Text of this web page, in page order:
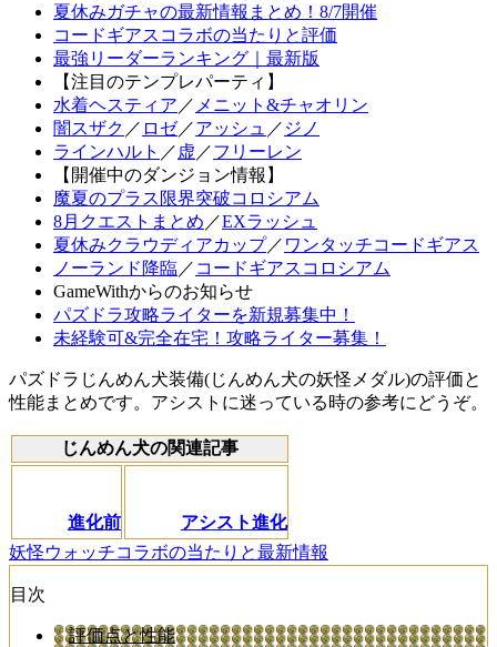
夏休みガチャの最新情報まとめ！8/7開催
コードギアスコラボの当たりと評価
最強リーダーランキング｜最新版
【注目のテンプレパーティ】
水着ヘスティア ／ メニット&チャオリン
闇スザク ／ ロゼ／アッシュ ／ ジノ
ラインハルト ／ 虚 ／フリーレン
【開催中のダンジョン情報】
魔夏のプラス限界突破コロシアム
8月クエストまとめ ／EXラッシュ
夏休みクラウディアカップ／ ワンタッチコードギアス
ノーランド降臨／ コードギアスコロシアム
GameWithからのお知らせ
パズドラ攻略ライターを新規募集中！
未経験可&完全在宅！攻略ライター募集！
パズドラじんめん犬装備(じんめん犬の妖怪メダル)の評価と
性能まとめです。アシストに迷っている時の参考にどうぞ。
じんめん犬の関連記事
進化前
アシスト進化
妖怪ウォッチコラボの当たりと最新情報
目次
評価点と性能